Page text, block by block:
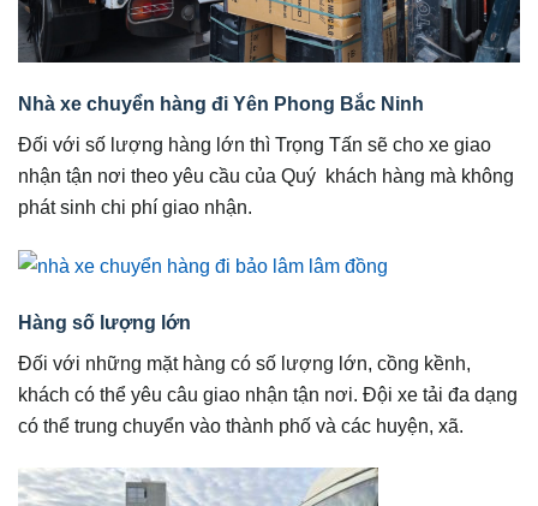
Nhà xe chuyển hàng đi Yên Phong Bắc Ninh
Đối với số lượng hàng lớn thì Trọng Tấn sẽ cho xe giao
nhận tận nơi theo yêu cầu của Quý khách hàng mà không
phát sinh chi phí giao nhận.
Hàng số lượng lớn
Đối với những mặt hàng có số lượng lớn, cồng kềnh,
khách có thể yêu câu giao nhận tận nơi. Đội xe tải đa dạng
có thể trung chuyển vào thành phố và các huyện, xã.